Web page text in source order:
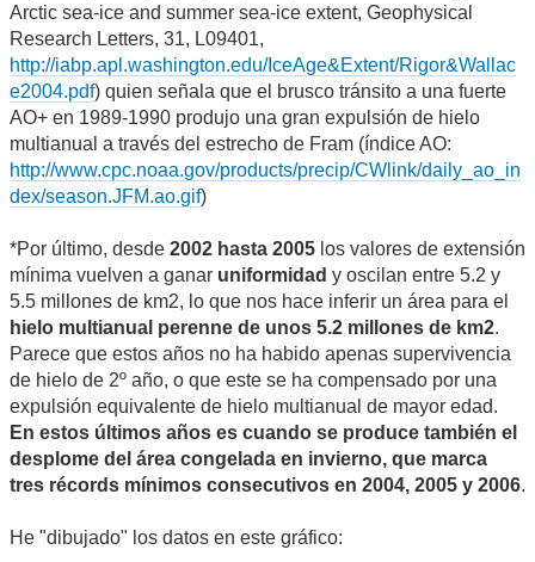
Arctic sea-ice and summer sea-ice extent, Geophysical
Research Letters, 31, L09401,
http://iabp.apl.washington.edu/IceAge&Extent/Rigor&Wallac
e2004.pdf) quien señala que el brusco tránsito a una fuerte
AO+ en 1989-1990 produjo una gran expulsión de hielo
multianual a través del estrecho de Fram (índice AO:
http://www.cpc.noaa.gov/products/precip/CWlink/daily_ao_in
dex/season.JFM.ao.gif)
*Por último, desde 2002 hasta 2005 los valores de extensión
mínima vuelven a ganar uniformidad y oscilan entre 5.2 y
5.5 millones de km2, lo que nos hace inferir un área para el
hielo multianual perenne de unos 5.2 millones de km2.
Parece que estos años no ha habido apenas supervivencia
de hielo de 2º año, o que este se ha compensado por una
expulsión equivalente de hielo multianual de mayor edad.
En estos últimos años es cuando se produce también el
desplome del área congelada en invierno, que marca
tres récords mínimos consecutivos en 2004, 2005 y 2006.
He "dibujado" los datos en este gráfico: